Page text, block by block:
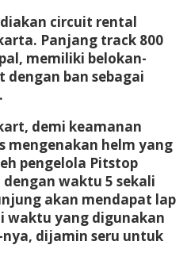
circuit rental
Panjang track 800
memiliki belokan-
dengan ban sebagai
demi keamanan
mengenakan helm yang
pengelola Pitstop
waktu 5 sekali
akan mendapat lap
waktu yang digunakan
dijamin seru untuk